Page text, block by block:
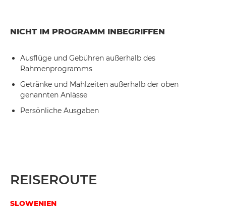
NICHT IM PROGRAMM INBEGRIFFEN
Ausflüge und Gebühren außerhalb des
Rahmenprogramms
Getränke und Mahlzeiten außerhalb der oben
genannten Anlässe
Persönliche Ausgaben
REISEROUTE
SLOWENIEN